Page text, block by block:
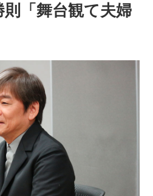
「舞台観て夫婦